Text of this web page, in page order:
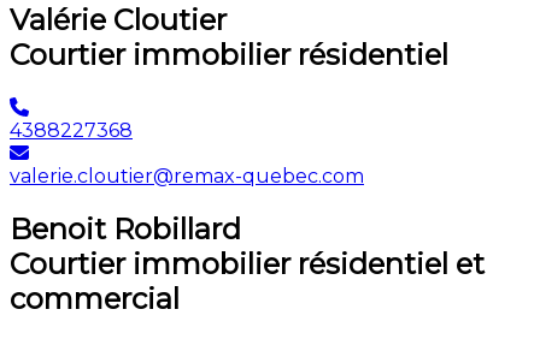
Valérie Cloutier
Courtier immobilier résidentiel
4388227368
valerie.cloutier@remax-quebec.com
Benoit Robillard
Courtier immobilier résidentiel et
commercial